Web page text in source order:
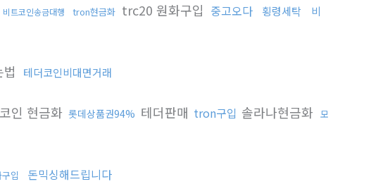
비트코인송금대행 tron현금화 trc20 원화구입 중고오다 횡령세탁
비
테더코인비대면거래
인 현금화 롯데상품권94% 테더판매 tron구입 솔라나현금화 모
입 돈믹싱해드립니다